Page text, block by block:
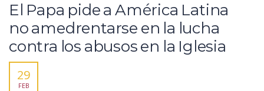
El Papa pide a América Latina
no amedrentarse en la lucha
contra los abusos en la Iglesia
29
FEB